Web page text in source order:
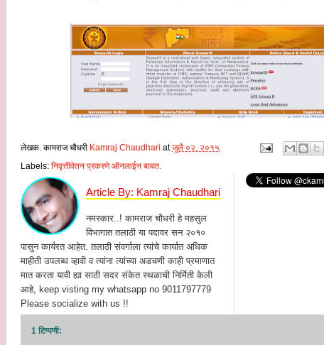
लेखक. कामराज चौधरी Kamraj Chaudhari atजुलै ०२, २०१५
Labels: निवृत्तीवेतन प्रकरणे ऑनलाईन बाबत.
Article By: Kamraj Chaudhari
नमस्कार..! कामराज चौधरी हे महसुल
विभागात तलाठी या पदावर सन २०१०
पासुन कार्यरत आहेत. तलाठी संवर्गाला त्यांचे कार्यात अधिक
माहीती उपलब्ध व्हावी व त्यांना त्यांच्या अडचणी काही प्रमाणात
मात करता यावी ह्या साठी सदर संकेत स्थळाची निर्मिती केली
आहे, keep visting my whatsapp no 9011797779
Please socialize with us !!
1 टिप्पणी: